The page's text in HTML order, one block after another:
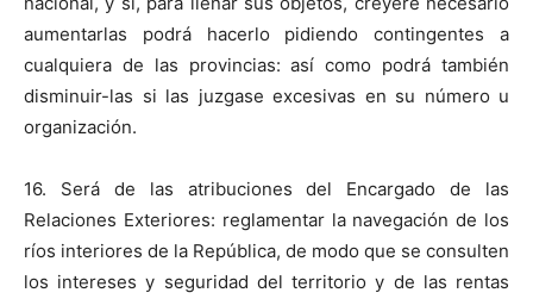
aumentarlas podrá hacerlo pidiendo contingentes a
cualquiera de las provincias: así como podrá también
disminuir-las si las juzgase excesivas en su número u
organización.
16. Será de las atribuciones del Encargado de las
Relaciones Exteriores: reglamentar la navegación de los
ríos interiores de la República, de modo que se consulten
los intereses y seguridad del territorio y de las rentas